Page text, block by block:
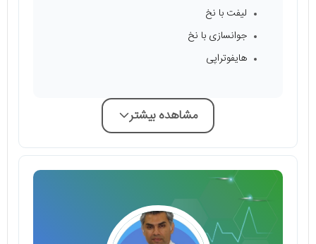
لیفت با نخ
جوانسازی با نخ
هایفوتراپی
مشاهده بیشتر